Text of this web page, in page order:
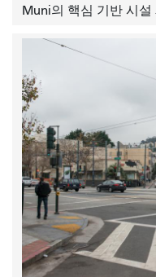
Muni의 핵심 기반 시설